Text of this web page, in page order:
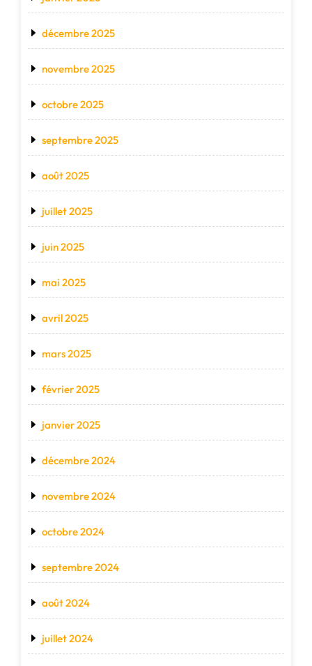
décembre 2025
novembre 2025
octobre 2025
septembre 2025
août 2025
juillet 2025
juin 2025
mai 2025
avril 2025
mars 2025
février 2025
janvier 2025
décembre 2024
novembre 2024
octobre 2024
septembre 2024
août 2024
juillet 2024